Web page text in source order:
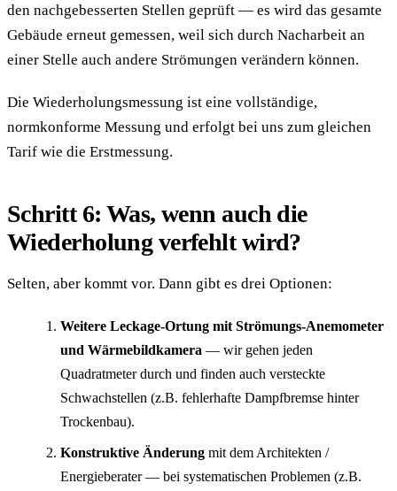
den nachgebesserten Stellen geprüft — es wird das gesamte
Gebäude erneut gemessen, weil sich durch Nacharbeit an
einer Stelle auch andere Strömungen verändern können.
Die Wiederholungsmessung ist eine vollständige,
normkonforme Messung und erfolgt bei uns zum gleichen
Tarif wie die Erstmessung.
Schritt 6: Was, wenn auch die
Wiederholung verfehlt wird?
Selten, aber kommt vor. Dann gibt es drei Optionen:
Weitere Leckage-Ortung mit Strömungs-Anemometer
und Wärmebildkamera — wir gehen jeden
Quadratmeter durch und finden auch versteckte
Schwachstellen (z.B. fehlerhafte Dampfbremse hinter
Trockenbau).
Konstruktive Änderung mit dem Architekten /
Energieberater — bei systematischen Problemen (z.B.